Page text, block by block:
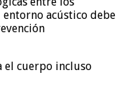
acústico debe
cuerpo incluso